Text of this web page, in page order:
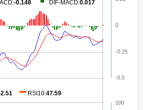
-0.5
-0.25
0
100
:-0.148 DIF-MACD:0.017
RSI10:47.59